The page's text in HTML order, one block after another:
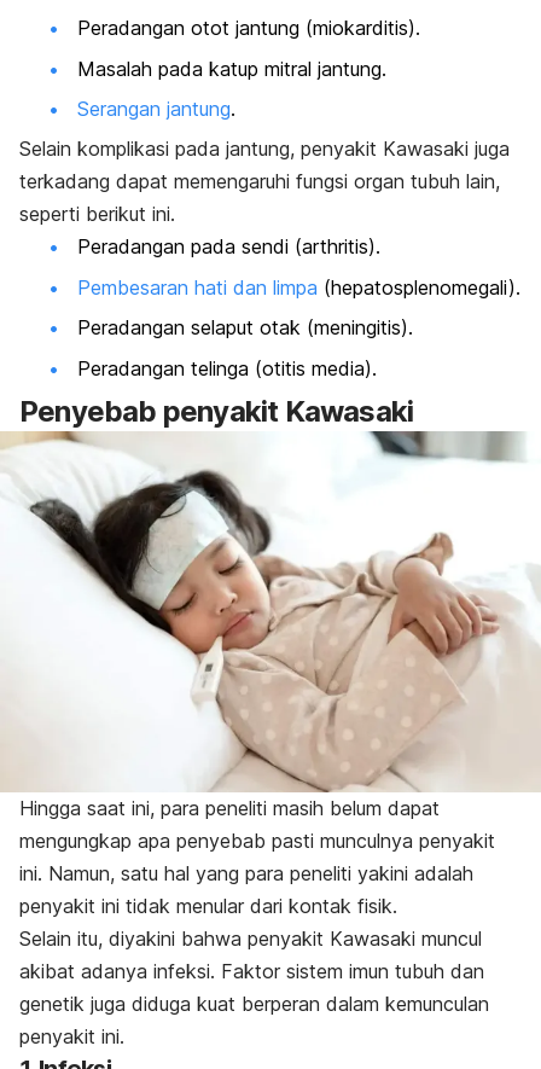
Peradangan otot jantung (miokarditis).
Masalah pada katup mitral jantung.
Serangan jantung.
Selain komplikasi pada jantung, penyakit Kawasaki juga
terkadang dapat memengaruhi fungsi organ tubuh lain,
seperti berikut ini.
Peradangan pada sendi (arthritis).
Pembesaran hati dan limpa (hepatosplenomegali).
Peradangan selaput otak (meningitis).
Peradangan telinga (otitis media).
Penyebab penyakit Kawasaki
Hingga saat ini, para peneliti masih belum dapat
mengungkap apa penyebab pasti munculnya penyakit
ini. Namun, satu hal yang para peneliti yakini adalah
penyakit ini tidak menular dari kontak fisik.
Selain itu, diyakini bahwa penyakit Kawasaki muncul
akibat adanya infeksi. Faktor sistem imun tubuh dan
genetik juga diduga kuat berperan dalam kemunculan
penyakit ini.